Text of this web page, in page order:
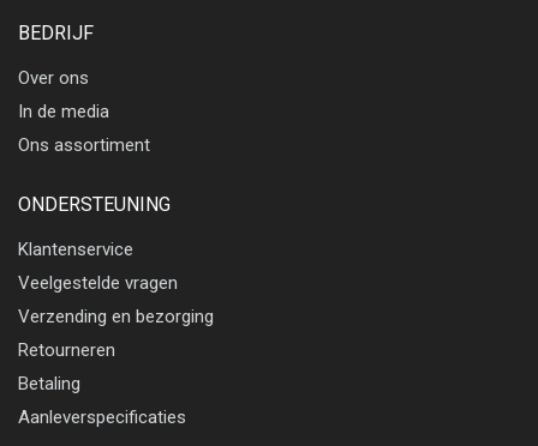
BEDRIJF
Over ons
In de media
Ons assortiment
ONDERSTEUNING
Klantenservice
Veelgestelde vragen
Verzending en bezorging
Retourneren
Betaling
Aanleverspecificaties